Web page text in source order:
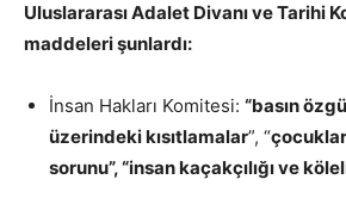
Uluslararası Adalet Divanı ve Tarihi
maddeleri şunlardı:
İnsan Hakları Komitesi: “basın
üzerindeki kısıtlamalar”, “
sorunu”, “insan kaçakçılığı ve